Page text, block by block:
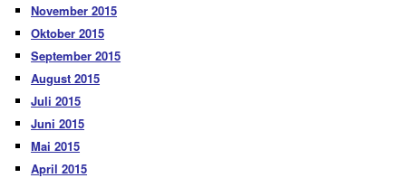
November 2015
Oktober 2015
September 2015
August 2015
Juli 2015
Juni 2015
Mai 2015
April 2015